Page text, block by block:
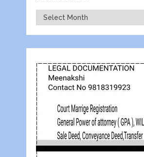
Archives